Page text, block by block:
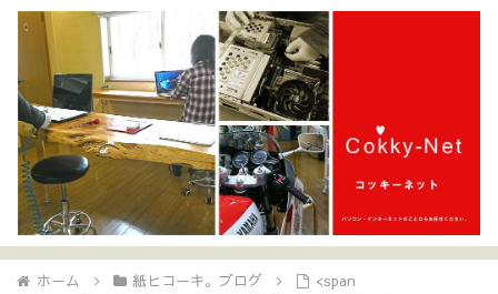
ホーム 紙ヒコーキ。ブログ
<span